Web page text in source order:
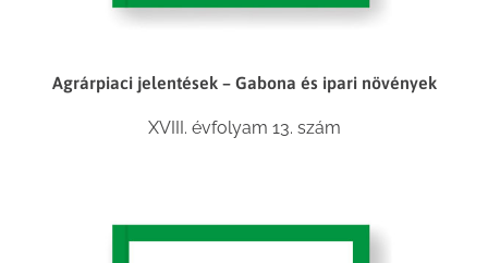
Agrárpiaci jelentések – Gabona és ipari növények
XVIII. évfolyam 13. szám